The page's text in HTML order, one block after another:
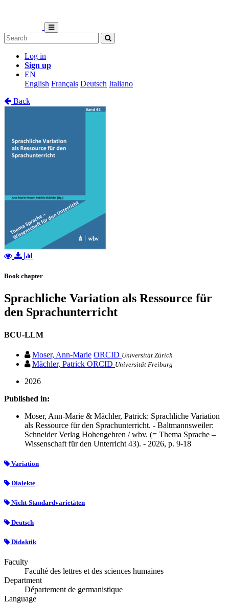
Log in
Sign up
EN
English Français Deutsch Italiano
Back
Book chapter
Sprachliche Variation als Ressource für
den Sprachunterricht
BCU-LLM
Moser, Ann-Marie ORCID Universität Zürich
Mächler, Patrick ORCID Universität Freiburg
2026
Published in:
Moser, Ann-Marie & Mächler, Patrick: Sprachliche Variation
als Ressource für den Sprachunterricht. - Baltmannsweiler:
Schneider Verlag Hohengehren / wbv. (= Thema Sprache –
Wissenschaft für den Unterricht 43). - 2026, p. 9-18
Variation
Dialekte
Nicht-Standardvarietäten
Deutsch
Didaktik
Faculty
Faculté des lettres et des sciences humaines
Department
Département de germanistique
Language